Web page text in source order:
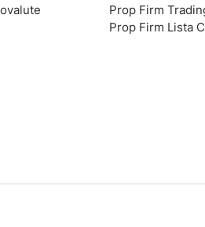
Prop Firm
Prop Firm Lista